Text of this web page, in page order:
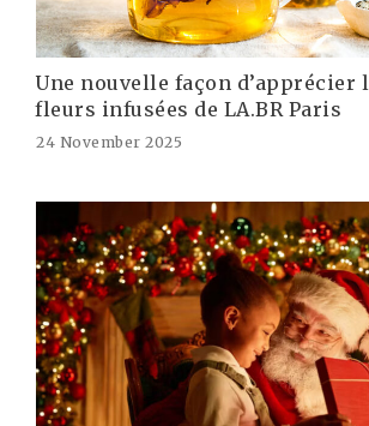
Une nouvelle façon d’apprécier
fleurs infusées de LA.BR Paris
24 November 2025